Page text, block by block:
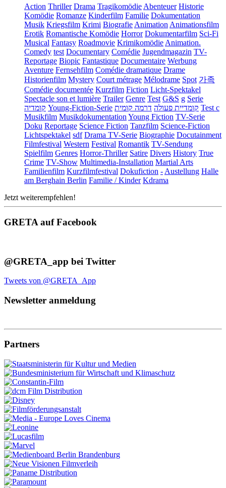
Action Thriller Drama TragikomödieAbenteuer Historie
Komödie Romanze Kinderfilm Familie Dokumentation
Musik Kriegsfilm Krimi BiografieAnimationAnimationsfilm
Erotik Romantische Komödie Horror Dokumentarfilm Sci-Fi
Musical Fantasy Roadmovie KrimikomödieAnimation.
Comedy test Documentary Comédie Jugendmagazin TV-
Reportage Biopic Fantastique Documentaire Werbung
Aventure Fernsehfilm Comédie dramatique Drame
Historienfilm Mystery Court métrage Mélodrame Spot 가족
Comédie documentée Kurzfilm Fiction Licht-Spektakel
Spectacle son et lumière Trailer Genre Test G&S g Serie
קומדיה Young-Fiction-Serie קומדיית פעולה דרמה קומית
Test c
Musikfilm MusikdokumentationYoung Fiction TV-Serie
Doku Reportage Science Fiction Tanzfilm Science-Fiction
Lichtspektakel sdf Drama TV-Serie Biographie Docutainment
Filmfestival Western Festival Romantik TV-Sendung
Spielfilm Genres Horror-Thriller Satire Divers History True
Crime TV-Show Multimedia-Installation Martial Arts
Familienfilm Kurzfilmfestival Dokufiction -Austellung Halle
am Berghain Berlin Familie / Kinder Kdrama
Jetzt weiterempfehlen!
GRETA auf Facebook
@GRETA_app bei Twitter
Tweets von @GRETA_App
Newsletter anmeldung
Partners